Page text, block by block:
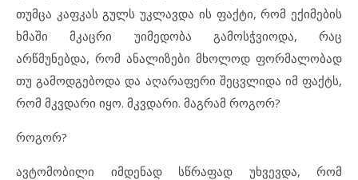
თუმცა კაფკას გულს უკლავდა ის ფაქტი, რომ ექიმების
ხმაში მკაცრი უიმედობა გამოსჭვიოდა, რაც
არწმუნებდა, რომ ანალიზები მხოლოდ ფორმალობად
თუ გამოდგებოდა და აღარაფერი შეცვლიდა იმ ფაქტს,
რომ მკვდარი იყო. მკვდარი. მაგრამ როგორ?
როგორ?
ავტომობილი იმდენად სწრაფად უხვევდა, რომ